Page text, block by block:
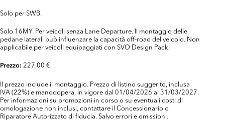
Solo per SWB.
Solo 16MY. Per veicoli senza Lane Departure. Il montaggio delle
pedane laterali può influenzare la capacità off-road del veicolo. Non
applicabile per veicoli equipaggiati con SVO Design Pack.
Prezzo: 227,00 €
Il prezzo include il montaggio. Prezzo di listino suggerito, inclusa
IVA (22%) e manodopera, in vigore dal 01/04/2026 al 31/03/2027.
Per informazioni su promozioni in corso o su eventuali costi di
omologazione non inclusi, contattare il Concessionario o
Riparatore Autorizzato di fiducia. Salvo errori e omissioni.